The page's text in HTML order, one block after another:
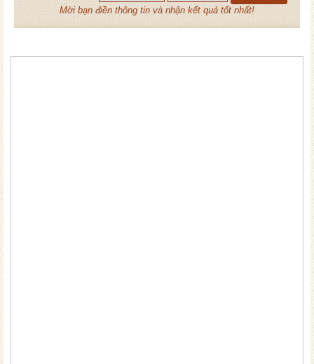
Mời bạn điền thông tin và nhận kết quả tốt nhất!